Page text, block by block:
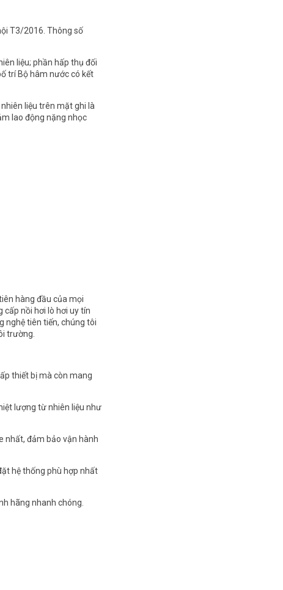
T3/2016. Thông số
liệu; phần hấp thụ đối
trí Bộ hâm nước có kết
liệu trên mặt ghi là
lao động nặng nhọc
hàng đầu của mọi
cấp nồi hơi lò hơi uy tín
nghệ tiên tiến, chúng tôi
trường.
thiết bị mà còn mang
lượng từ nhiên liệu như
nhất, đảm bảo vận hành
hệ thống phù hợp nhất
hãng nhanh chóng.